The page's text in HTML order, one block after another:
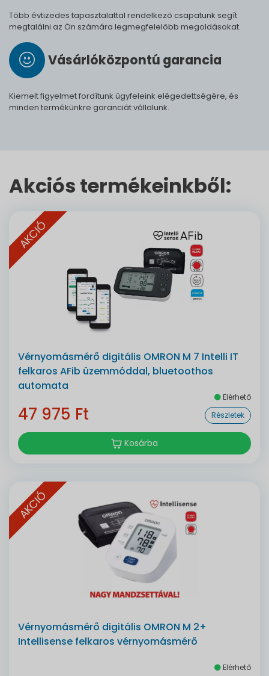
Több évtizedes tapasztalattal rendelkező csapatunk segít
megtalálni az Ön számára legmegfelelőbb megoldásokat.
Vásárló­köz­pontú ga­ran­cia
Kiemelt figyelmet fordítunk ügyfeleink elégedettségére, és
minden termékünkre garanciát vállalunk.
Akciós termékeinkből:
AKCIÓ
Vérnyomásmérő digitális OMRON M 7 Intelli IT
felkaros AFib üzemmóddal, bluetoothos
automata
Elérhető
47 975 Ft Részletek
Kosárba
AKCIÓ
Vérnyomásmérő digitális OMRON M 2+
Intellisense felkaros vérnyomásmérő
Elérhető